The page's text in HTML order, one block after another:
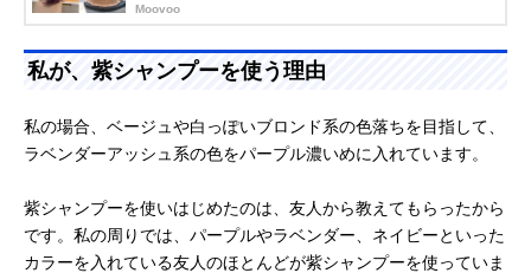
Moovoo
私が、紫シャンプーを使う理由
私の場合、ベージュや白っぽいブロンド系の色落ちを目指して、
ラベンダーアッシュ系の色をパープル濃いめに入れています。
紫シャンプーを使いはじめたのは、友人から教えてもらったから
です。私の周りでは、パープルやラベンダー、ネイビーといった
カラーを入れている友人のほとんどが紫シャンプーを使っていま